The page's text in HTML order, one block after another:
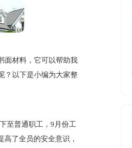
面材料，它可以帮助我
？以下是小编为大家整
至普通职工，9月份工
了全员的安全意识，